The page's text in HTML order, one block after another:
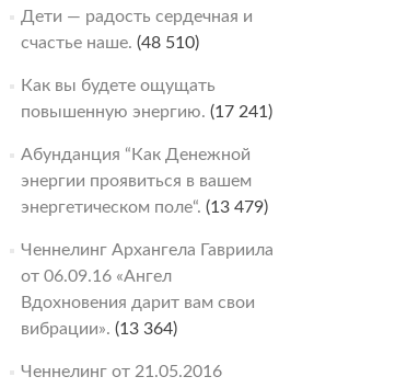
Дети — радость сердечная и
счастье наше. (48 510)
Как вы будете ощущать
повышенную энергию. (17 241)
Абунданция “Как Денежной
энергии проявиться в вашем
энергетическом поле“. (13 479)
Ченнелинг Архангела Гавриила
от 06.09.16 «Ангел
Вдохновения дарит вам свои
вибрации». (13 364)
Ченнелинг от 21.05.2016